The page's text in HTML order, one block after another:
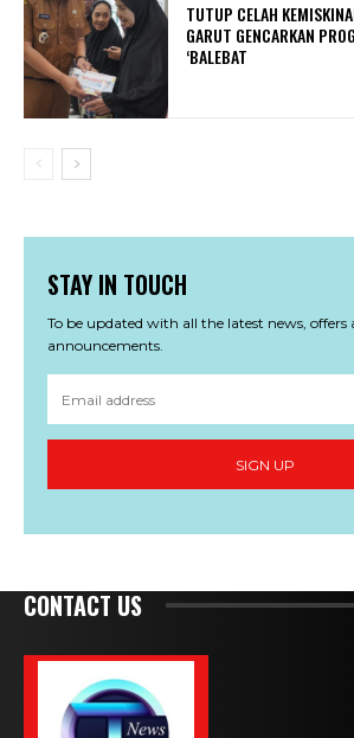
TUTUP CELAH
GARUT GENCARKAN
‘BALEBAT
STAY IN TOUCH
To be updated with all the latest news, offers
announcements.
SIGN UP
CONTACT US